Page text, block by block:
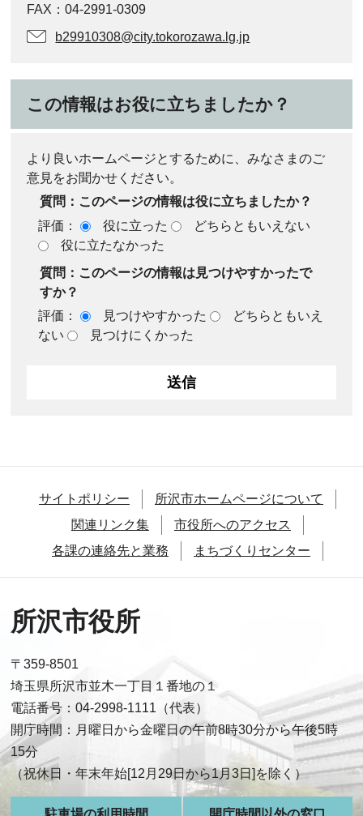
FAX：04-2991-0309
b29910308@city.tokorozawa.lg.jp
この情報はお役に立ちましたか？
より良いホームページとするために、みなさまのご
意見をお聞かせください。
質問：このページの情報は役に立ちましたか？
評価：
役に立った
どちらともいえない
役に立たなかった
質問：このページの情報は見つけやすかったで
すか？
評価：
見つけやすかった
どちらともいえ
ない
見つけにくかった
サイトポリシー
所沢市ホームページについて
関連リンク集
市役所へのアクセス
各課の連絡先と業務
まちづくりセンター
所沢市役所
〒359-8501
埼玉県所沢市並木一丁目１番地の１
電話番号：04-2998-1111（代表）
開庁時間：月曜日から金曜日の午前8時30分から午後5時
15分
（祝休日・年末年始[12月29日から1月3日]を除く）